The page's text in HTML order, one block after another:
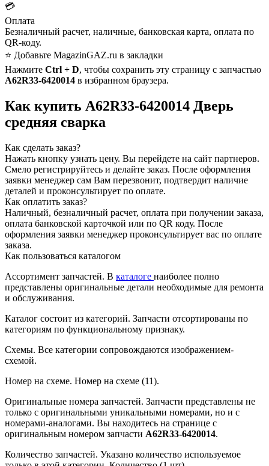
💳
Оплата
Безналичный расчет, наличные, банковская карта, оплата по
QR-коду.
⭐ Добавьте MagazinGAZ.ru в закладки
Нажмите Ctrl + D, чтобы сохранить эту страницу с запчастью
А62R33-6420014 в избранном браузера.
Как купить А62R33-6420014 Дверь
средняя сварка
Как сделать заказ?
Нажать кнопку узнать цену. Вы перейдете на сайт партнеров.
Смело регистрируйтесь и делайте заказ. После оформления
заявки менеджер сам Вам перезвонит, подтвердит наличие
деталей и проконсультирует по оплате.
Как оплатить заказ?
Наличный, безналичный расчет, оплата при получении заказа,
оплата банковской карточкой или по QR коду. После
оформления заявки менеджер проконсультирует вас по оплате
заказа.
Как пользоваться каталогом
Ассортимент запчастей. В каталоге наиболее полно
представлены оригинальные детали необходимые для ремонта
и обслуживания.
Каталог состоит из категорий. Запчасти отсортированы по
категориям по функциональному признаку.
Схемы. Все категории сопровождаются изображением-
схемой.
Номер на схеме. Номер на схеме (11).
Оригинальные номера запчастей. Запчасти представлены не
только с оригинальными уникальными номерами, но и с
номерами-аналогами. Вы находитесь на странице с
оригинальным номером запчасти А62R33-6420014.
Количество запчастей. Указано количество используемое